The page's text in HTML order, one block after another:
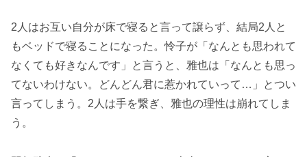
2人はお互い自分が床で寝ると言って譲らず、結局2人と
もベッドで寝ることになった。怜子が「なんとも思われて
なくても好きなんです」と言うと、雅也は「なんとも思っ
てないわけない。どんどん君に惹かれていって…」とつい
言ってしまう。2人は手を繋ぎ、雅也の理性は崩れてしま
う。